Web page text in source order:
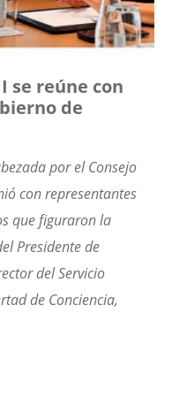
se reúne con
de
por el Consejo
con representantes
que figuraron la
Presidente de
del Servicio
de Conciencia,